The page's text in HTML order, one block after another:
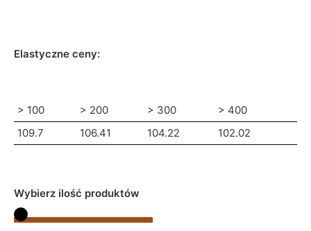
Elastyczne ceny:
> 100 > 200 > 300
> 400
109.7
106.41 104.22 102.02
Wybierz ilość produktów